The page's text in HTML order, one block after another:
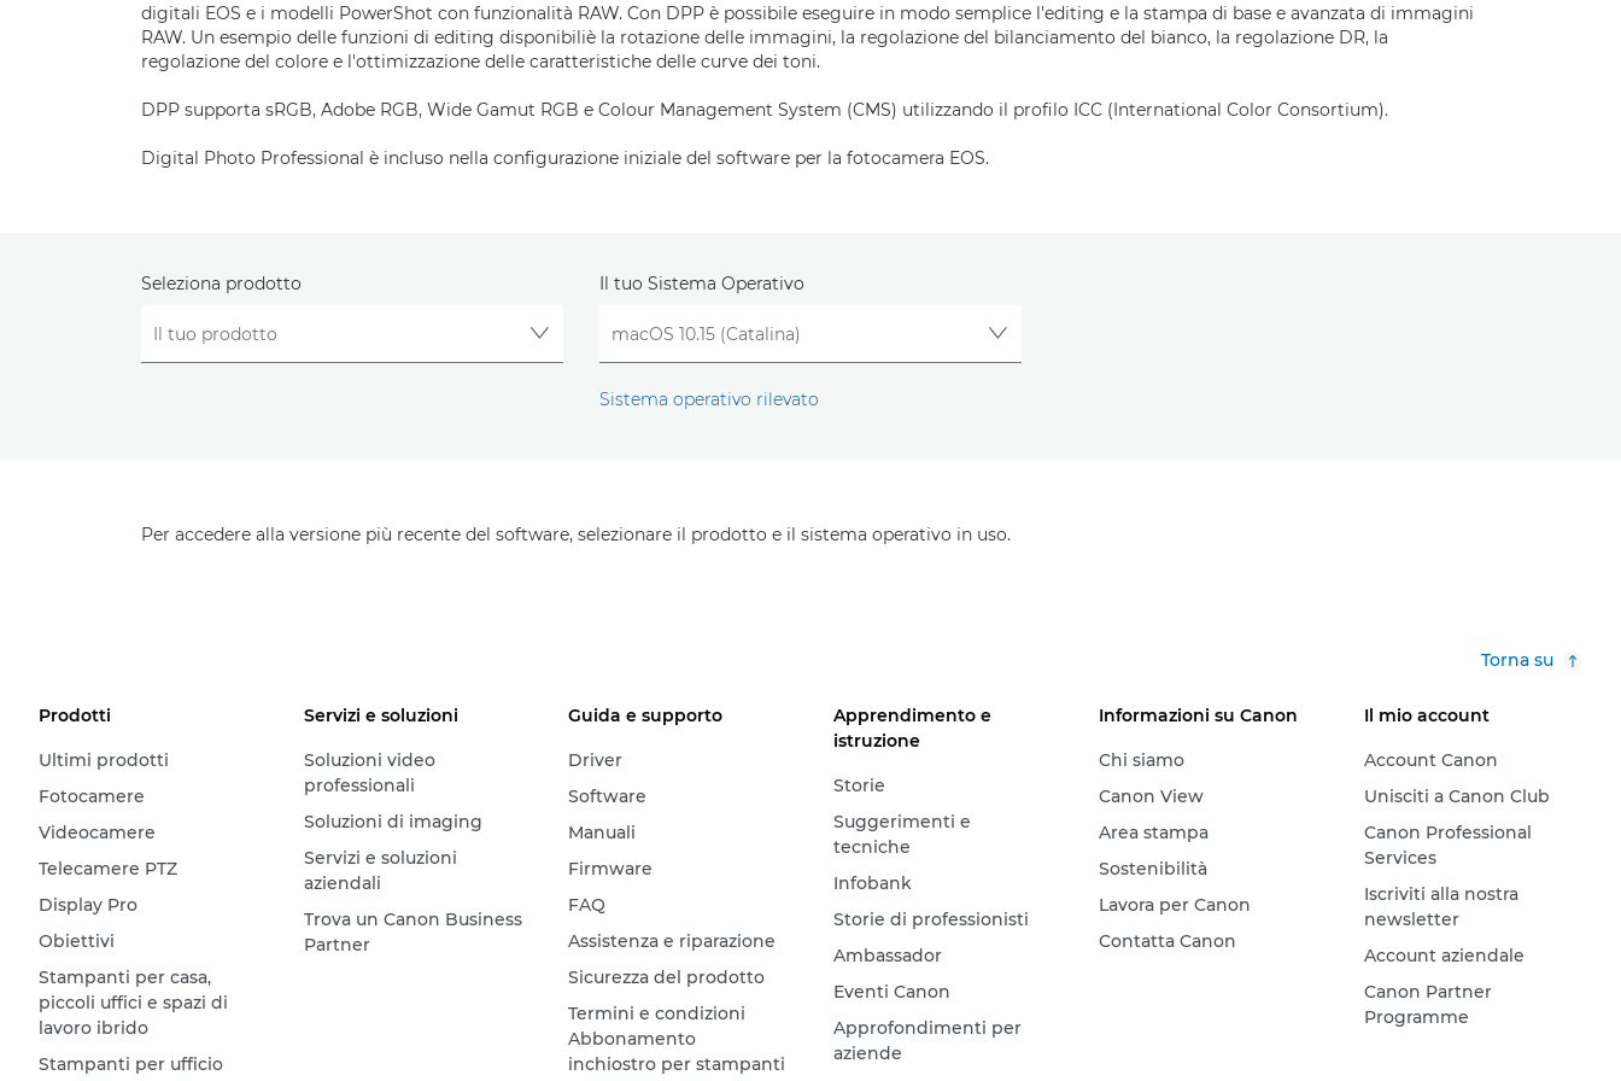
digitali EOS e i modelli PowerShot con funzionalità RAW. Con DPP è possibile eseguire in modo semplice l'editing e la stampa di base e avanzata di immagini
RAW. Un esempio delle funzioni di editing disponibiliè la rotazione delle immagini, la regolazione del bilanciamento del bianco, la regolazione DR, la
regolazione del colore e l'ottimizzazione delle caratteristiche delle curve dei toni.
DPP supporta sRGB, Adobe RGB, Wide Gamut RGB e Colour Management System (CMS) utilizzando il profilo ICC (International Color Consortium).
Digital Photo Professional è incluso nella configurazione iniziale del software per la fotocamera EOS.
Seleziona prodotto Il tuo Sistema Operativo
Sistema operativo rilevato
Per accedere alla versione più recente del software, selezionare il prodotto e il sistema operativo in uso.
Torna su
Prodotti
Ultimi prodotti
Fotocamere
Videocamere
Telecamere PTZ
Display Pro
Obiettivi
Stampanti per casa,
piccoli uffici e spazi di
lavoro ibrido
Stampanti per ufficio
Servizi e soluzioni
Soluzioni video
professionali
Soluzioni di imaging
Servizi e soluzioni
aziendali
Trova un Canon Business
Partner
Guida e supporto
Driver
Software
Manuali
Firmware
FAQ
Assistenza e riparazione
Sicurezza del prodotto
Termini e condizioni
Abbonamento
inchiostro per stampanti
Apprendimento e
istruzione
Storie
Suggerimenti e
tecniche
Infobank
Storie di professionisti
Ambassador
Eventi Canon
Approfondimenti per
aziende
Informazioni su Canon
Chi siamo
Canon View
Area stampa
Sostenibilità
Lavora per Canon
Contatta Canon
Il mio account
Account Canon
Unisciti a Canon Club
Canon Professional
Services
Iscriviti alla nostra
newsletter
Account aziendale
Canon Partner
Programme